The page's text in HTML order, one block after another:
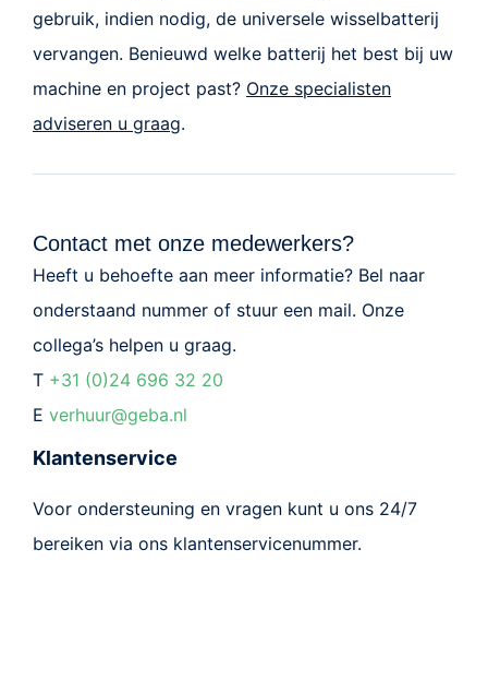
gebruik, indien nodig, de universele wisselbatterij
vervangen. Benieuwd welke batterij het best bij uw
machine en project past? Onze specialisten
adviseren u graag.
Contact met onze medewerkers?
Heeft u behoefte aan meer informatie? Bel naar
onderstaand nummer of stuur een mail. Onze
collega’s helpen u graag.
T +31 (0)24 696 32 20
E verhuur@geba.nl
Klantenservice
Voor ondersteuning en vragen kunt u ons 24/7
bereiken via ons klantenservicenummer.